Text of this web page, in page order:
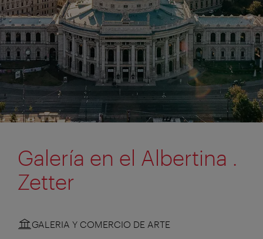
Galería en el Albertina .
Zetter
GALERIA Y COMERCIO DE ARTE